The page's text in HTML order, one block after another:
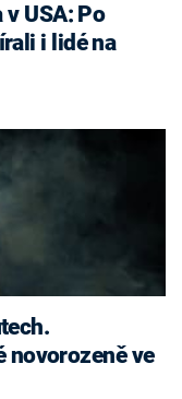
i lidé na
novorozeně ve